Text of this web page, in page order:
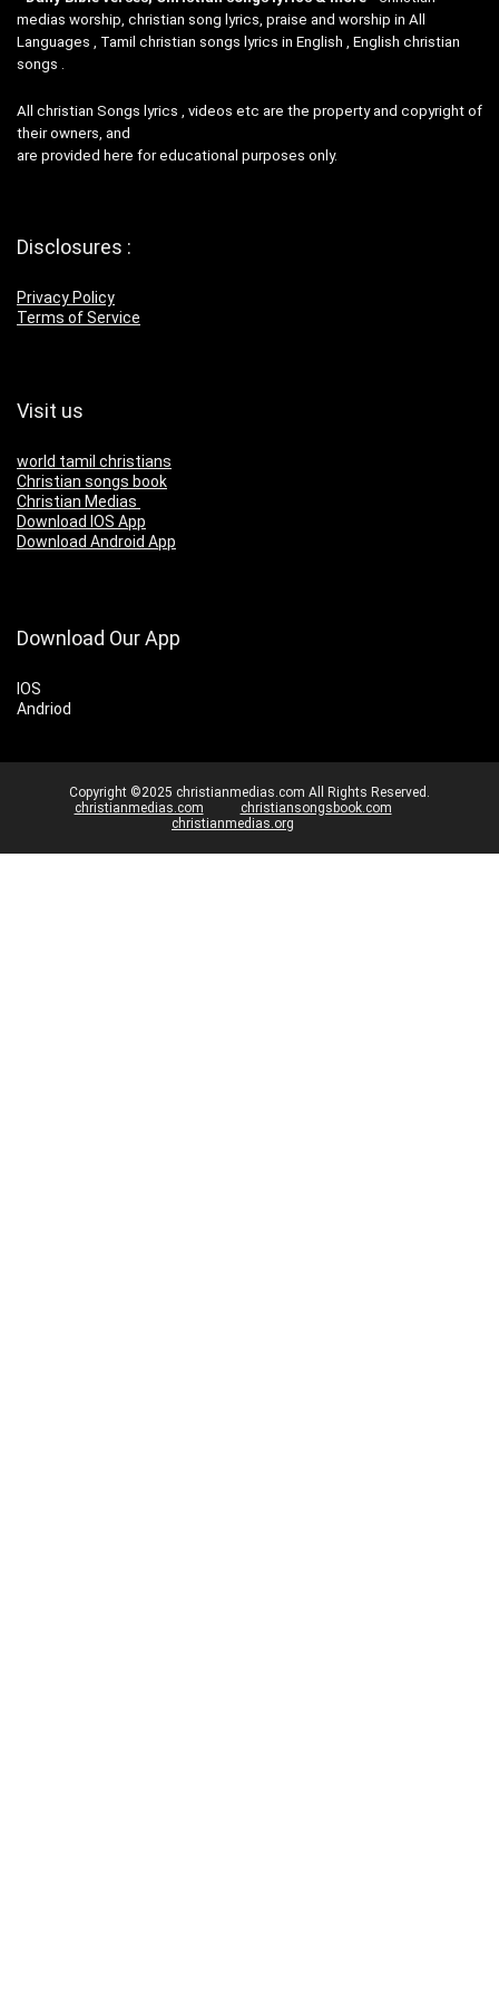
medias worship, christian song lyrics, praise and worship in All
Languages , Tamil christian songs lyrics in English , English christian
songs .
All christian Songs lyrics , videos etc are the property and copyright of
their owners, and
are provided here for educational purposes only.
Disclosures :
Privacy Policy
Terms of Service
Visit us
world tamil christians
Christian songs book
Christian Medias
Download IOS App
Download Android App
Download Our App
IOS
Andriod
Copyright ©2025 christianmedias.com All Rights Reserved.
christianmedias.com
christiansongsbook.com
christianmedias.org